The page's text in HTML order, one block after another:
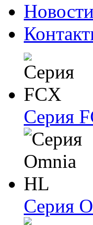
Новости
Серия
Серия